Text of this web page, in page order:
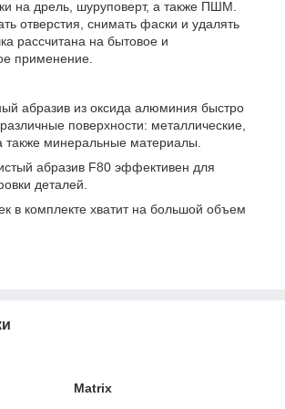
на дрель, шуруповерт, а также ПШМ.
отверстия, снимать фаски и удалять
рассчитана на бытовое и
применение.
абразив из оксида алюминия быстро
поверхности: металлические,
также минеральные материалы.
абразив F80 эффективен для
деталей.
в комплекте хватит на большой объем
Matrix